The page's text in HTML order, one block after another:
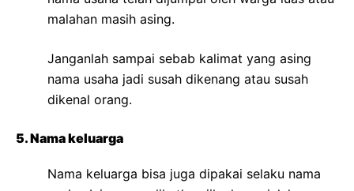
malahan masih asing.
Janganlah sampai sebab kalimat yang asing
nama usaha jadi susah dikenang atau susah
dikenal orang.
5. Nama keluarga
Nama keluarga bisa juga dipakai selaku nama